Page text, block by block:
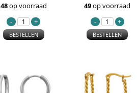
48op voorraad
BESTELLEN
49op voorraad
BESTELLEN